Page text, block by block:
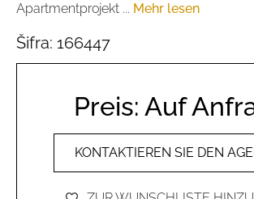
Apartmentprojekt ... Mehr lesen
Šifra: 166447
Preis: Auf
KONTAKTIEREN SIE DEN